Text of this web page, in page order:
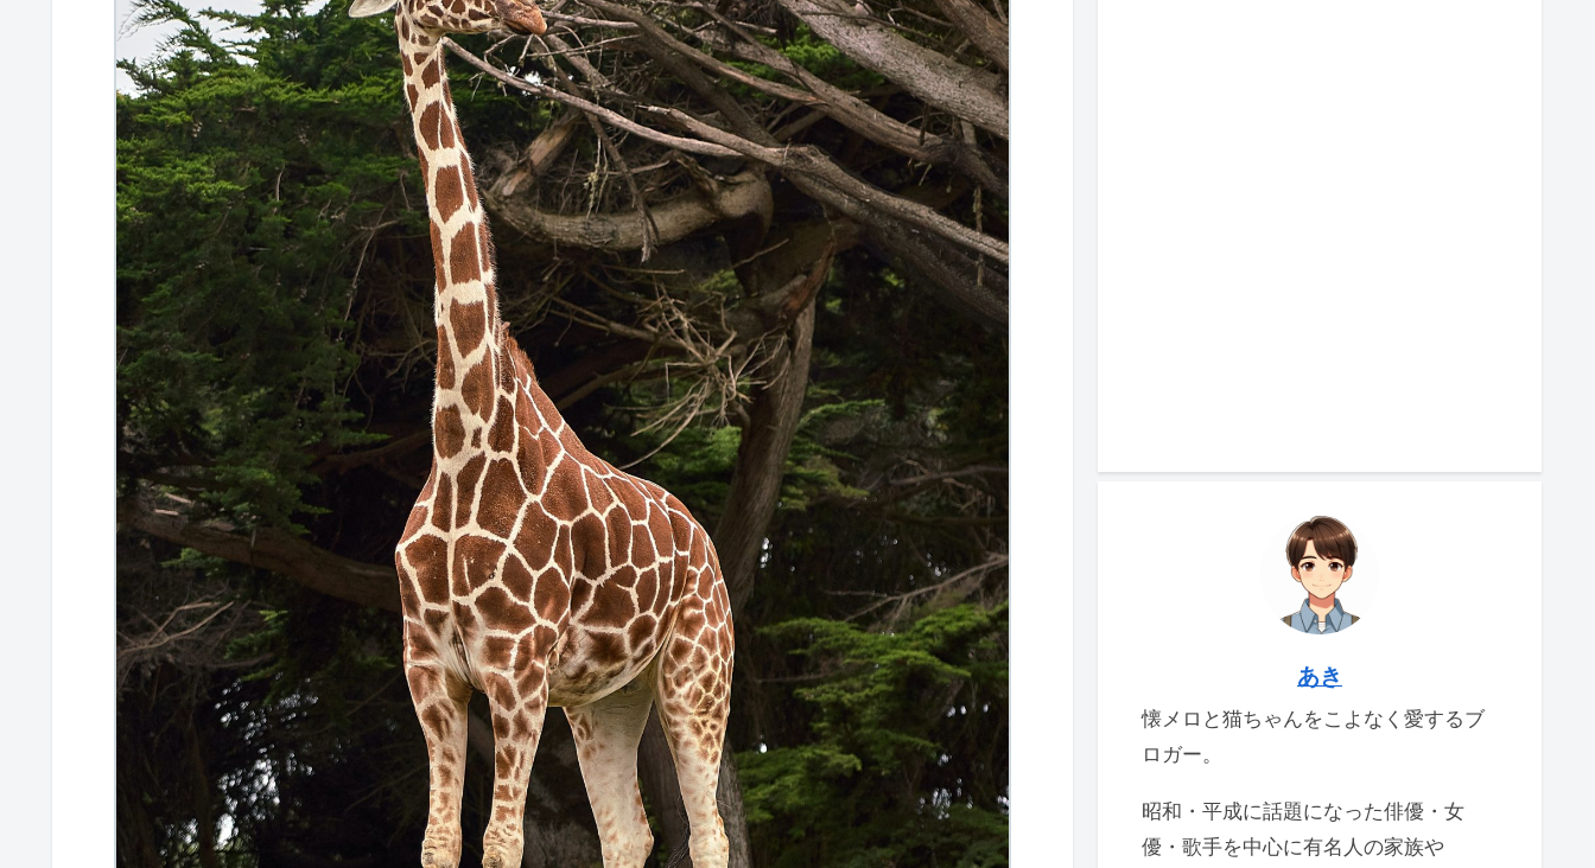
あき
懐メロと猫ちゃんをこよなく愛するブ
ロガー。
昭和・平成に話題になった俳優・女
優・歌手を中心に有名人の家族や